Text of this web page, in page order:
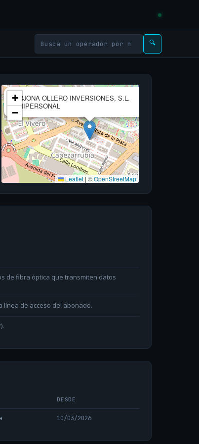
🔍
ARJONA OLLERO INVERSIONES, S.L.
UNIPERSONAL
+
−
Leaflet | ©OpenStreetMap
de fibra óptica que transmiten datos
línea de acceso del abonado.
DESDE
10/03/2026